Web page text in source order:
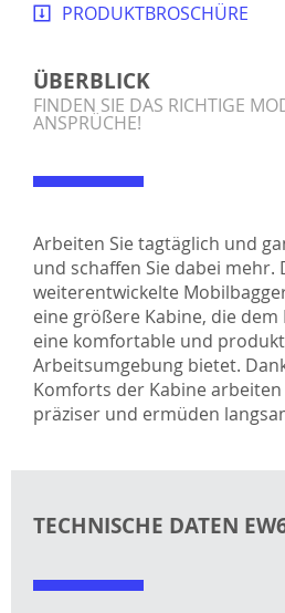
PRODUKTBROSCHÜRE
ÜBERBLICK
FINDEN SIE DAS RICHTIGE
ANSPRÜCHE!
Arbeiten Sie tagtäglich und
und schaffen Sie dabei mehr.
weiterentwickelte
eine größere Kabine, die
eine komfortable und
Arbeitsumgebung bietet.
Komforts der Kabine
präziser und ermüden
TECHNISCHE DATEN